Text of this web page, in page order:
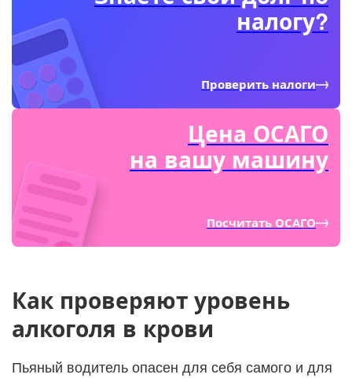
налогу?
Проверить налоги
Цена ОСАГО
на вашу машину
Посчитать ОСАГО
Как проверяют уровень
алкоголя в крови
Пьяный водитель опасен для себя самого и для